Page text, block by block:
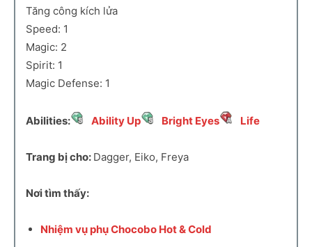
Tăng công kích lửa
Speed: 1
Magic: 2
Spirit: 1
Magic Defense: 1
Abilities: Ability Up Bright Eyes Life
Trang bị cho: Dagger, Eiko, Freya
Nơi tìm thấy:
Nhiệm vụ phụ Chocobo Hot & Cold